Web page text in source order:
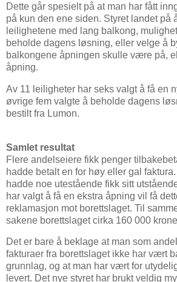
Dette går spesielt på at man har fått
på kun den ene siden. Styret landet på
leilighetene med lang balkong,
beholde dagens løsning, eller velge å
balkongene åpningen skulle være på,
åpning.
Av 11 leiligheter har seks valgt å få en
øvrige fem valgte å beholde dagens
bestilt fra Lumon.
Samlet resultat
Flere andelseiere fikk penger
hadde betalt en for høy eller gal
hadde noe utestående fikk sitt
har valgt å få en ekstra åpning vil få
reklamasjon mot borettslaget. Til
sakene borettslaget cirka 160 000
Det er bare å beklage at man som
fakturaer fra borettslaget ikke har vært
grunnlag, og at man har vært for
levert. Det nye styret har brukt veldig